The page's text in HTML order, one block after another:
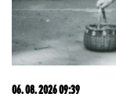
06. 08. 2026 09:39